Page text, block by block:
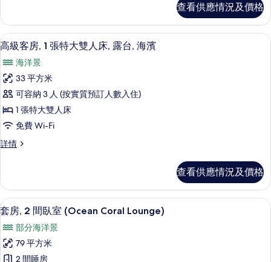
張
特
大
雙
人
床,
露
台
的
1
張
特
雙
人
露
台
詳
情
查看供應情況及價格
載
入
所
有
高
級
客
房,
張
特
大
雙
人
床,
高級客房, 1 張特大雙人床, 露台, 海濱
3
高級客房, 1 張特大雙人床, 露台, 海濱
海洋景
33 平方米
可容納 3 人 (按實質預訂人數入住)
1 張特大雙人床
免費 Wi-Fi
詳情
高
1
張
特
雙
人
床,
查看供應情況及價格
載
入
所
有
套房, 2 間臥室 (Ocean Coral
8
套房, 2 間臥室 (Ocean Coral Lounge)
部分海洋景
79 平方米
2 間睡房